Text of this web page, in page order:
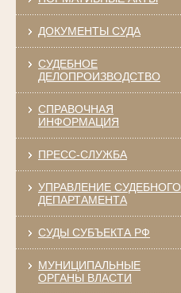
ДОКУМЕНТЫ СУДА
СУДЕБНОЕ
ДЕЛОПРОИЗВОДСТВО
СПРАВОЧНАЯ
ИНФОРМАЦИЯ
ПРЕСС-СЛУЖБА
УПРАВЛЕНИЕ СУДЕБНОГО
ДЕПАРТАМЕНТА
СУДЫ СУБЪЕКТА РФ
МУНИЦИПАЛЬНЫЕ
ОРГАНЫ ВЛАСТИ